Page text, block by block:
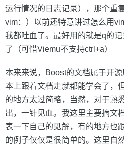
运行情况的日志记录），那个重
vim：）以前还特意讲过怎么用
我都吐血了。最好用的就是q的
了（可惜Viemu不支持ctrl+a）
本来来说，Boost的文档属于开
本上跟着文档走就都能学会了，
的地方太过简略，当然，对于熟
出，一针见血。我这里主要摘文
表一下自己的见解，有的地方也
的例子仅仅是很简单的。这里自